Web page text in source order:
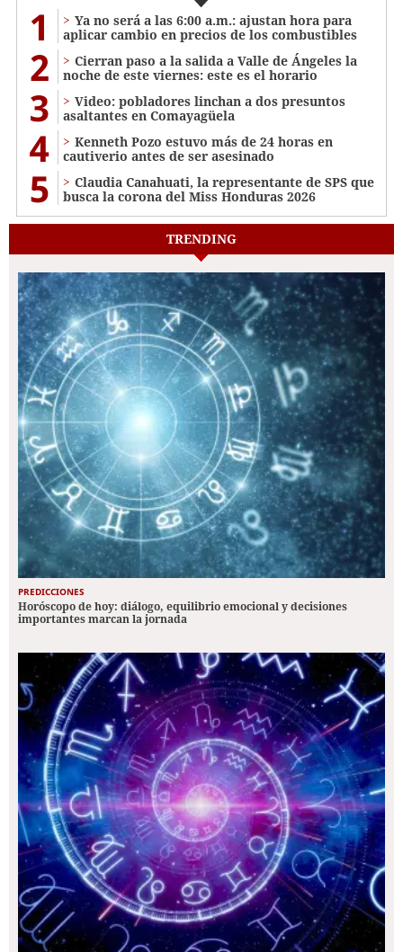
1
Ya no será a las 6:00 a.m.: ajustan hora para
aplicar cambio en precios de los combustibles
2
Cierran paso a la salida a Valle de Ángeles la
noche de este viernes: este es el horario
3
Video: pobladores linchan a dos presuntos
asaltantes en Comayagüela
4
Kenneth Pozo estuvo más de 24 horas en
cautiverio antes de ser asesinado
5
Claudia Canahuati, la representante de SPS que
busca la corona del Miss Honduras 2026
TRENDING
PREDICCIONES
Horóscopo de hoy: diálogo, equilibrio emocional y decisiones
importantes marcan la jornada